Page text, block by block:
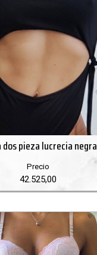
pieza lucrecia negra
Precio
42.525,00